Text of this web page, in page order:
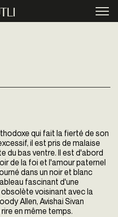
qui fait la fierté de son
il est pris de malaise
du bas ventre. Il est d'abord
de la foi et l'amour paternel
dans un noir et blanc
fascinant d'une
voisinant avec la
Allen, Avishai Sivan
en même temps.